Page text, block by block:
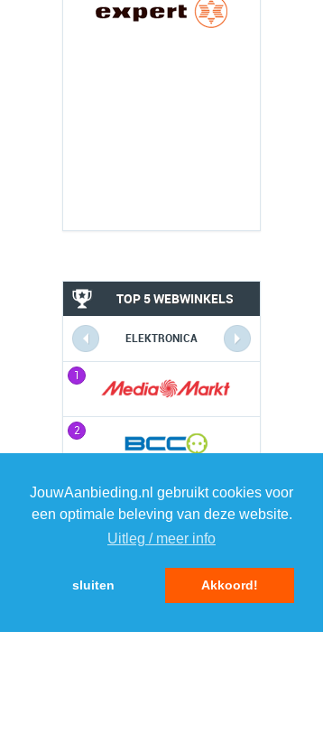
JouwAanbieding.nl gebruikt cookies voor
een optimale beleving van deze website.
Uitleg / meer info
sluiten Akkoord!
TOP 5 WEBWINKELS
ELEKTRONICA
1
2
5